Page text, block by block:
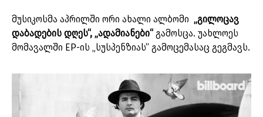
მუსიკოსმა აპრილში ორი ახალი ალბომი „გილოცავ
დაბადების დღეს“, „ადამიანები“ გამოსცა. უახლოეს
მომავალში EP-ის „სუსპენზიას“ გამოცემასაც გეგმავს.